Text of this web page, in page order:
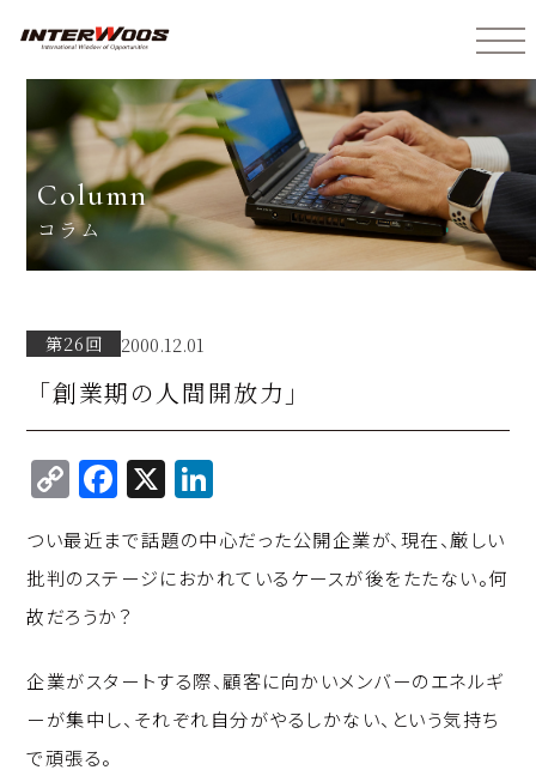
column
コラム
第26回 2000.12.01
「創業期の人間開放力」
C
o
p
y
Li
n
k
F
a
c
e
b
o
o
k
X
n
k
e
I
n
つい最近まで話題の中心だった公開企業が、現在、厳しい
批判のステージにおかれているケースが後をたたない。何
故だろうか？
企業がスタートする際、顧客に向かいメンバーのエネルギ
ーが集中し、それぞれ自分がやるしかない、という気持ち
で頑張る。